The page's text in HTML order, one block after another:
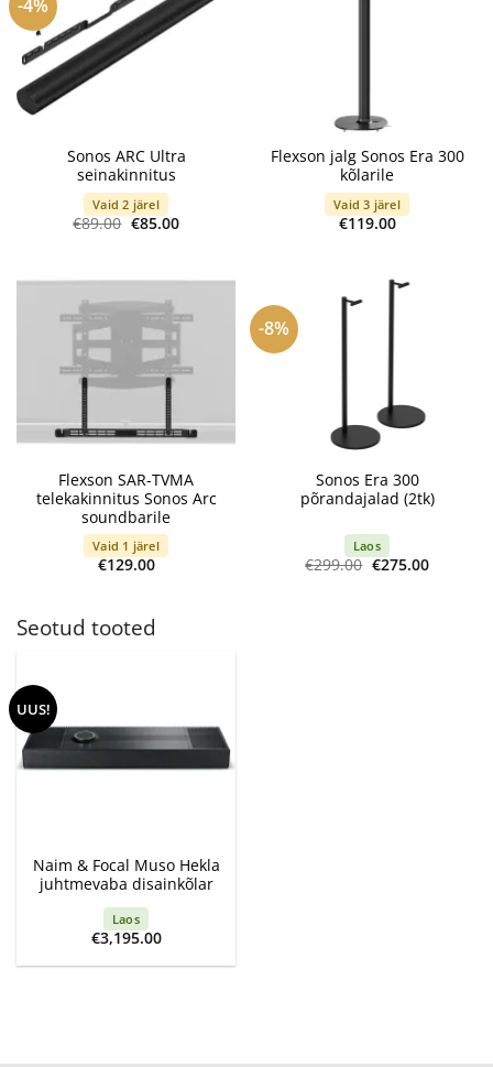
-4%
Sonos ARC Ultra
seinakinnitus
Vaid 2 järel
€89.00 Algne
hind
€85.00Current
Flexson jalg Sonos Era 300
kõlarile
Vaid 3 järel
€119.00
Flexson SAR-TVMA
telekakinnitus Sonos Arc
soundbarile
Vaid 1 järel
€129.00
-8%
Sonos Era 300
põrandajalad (2tk)
Laos
€299.00 Algne
€275.00Current
Seotud tooted
UUS!
Naim & Focal Muso Hekla
juhtmevaba disainkõlar
Laos
€3,195.00